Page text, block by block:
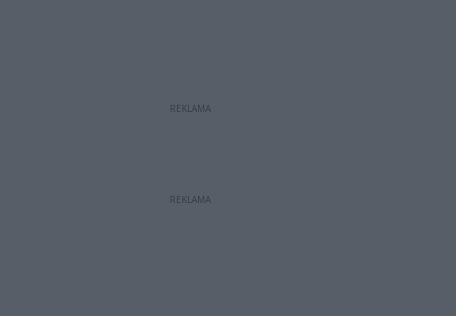
REKLAMA
REKLAMA